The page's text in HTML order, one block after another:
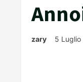
zary 5 Luglio